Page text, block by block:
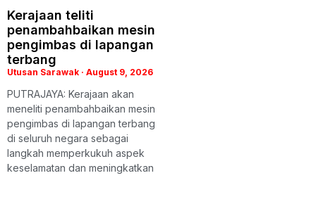
Kerajaan teliti
penambahbaikan mesin
pengimbas di lapangan
terbang
Utusan Sarawak August 9, 2026
PUTRAJAYA: Kerajaan akan
meneliti penambahbaikan mesin
pengimbas di lapangan terbang
di seluruh negara sebagai
langkah memperkukuh aspek
keselamatan dan meningkatkan